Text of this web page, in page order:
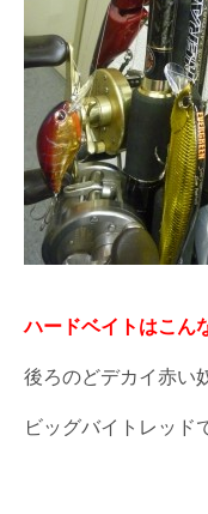
ハードベイトはこん
後ろのどデカイ赤い
ビッグバイトレッド